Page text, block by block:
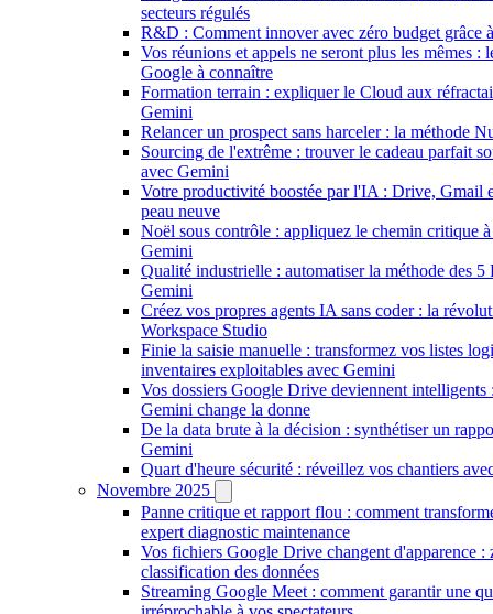
secteurs régulés
R&D : Comment innover avec zéro budget grâce
Vos réunions et appels ne seront plus les mêmes :
Google à connaître
Formation terrain : expliquer le Cloud aux
Gemini
Relancer un prospect sans harceler : la méthode
Sourcing de l'extrême : trouver le cadeau parfait
avec Gemini
Votre productivité boostée par l'IA : Drive, Gmail
peau neuve
Noël sous contrôle : appliquez le chemin critique
Gemini
Qualité industrielle : automatiser la méthode des 5
Gemini
Créez vos propres agents IA sans coder : la
Workspace Studio
Finie la saisie manuelle : transformez vos listes
inventaires exploitables avec Gemini
Vos dossiers Google Drive deviennent intelligents
Gemini change la donne
De la data brute à la décision : synthétiser un
Gemini
Quart d'heure sécurité : réveillez vos chantiers
Novembre 2025
Panne critique et rapport flou : comment
expert diagnostic maintenance
Vos fichiers Google Drive changent d'apparence :
classification des données
Streaming Google Meet : comment garantir une